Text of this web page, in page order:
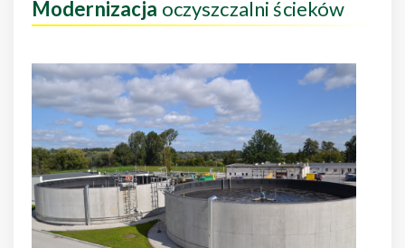
Modernizacja oczyszczalni ścieków